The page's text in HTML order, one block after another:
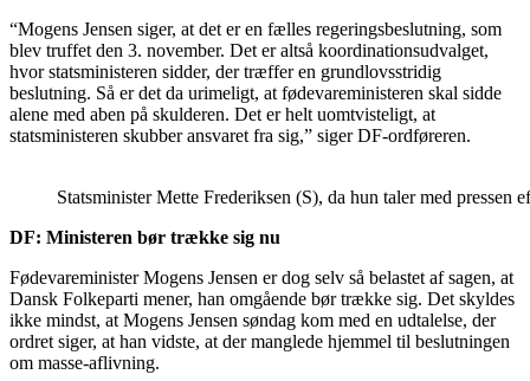
“Mogens Jensen siger, at det er en fælles regeringsbeslutning, som
blev truffet den 3. november. Det er altså koordinationsudvalget,
hvor statsministeren sidder, der træffer en grundlovsstridig
beslutning. Så er det da urimeligt, at fødevareministeren skal sidde
alene med aben på skulderen. Det er helt uomtvisteligt, at
statsministeren skubber ansvaret fra sig,” siger DF-ordføreren.
Statsminister Mette Frederiksen (S), da hun taler med
DF: Ministeren bør trække sig nu
Fødevareminister Mogens Jensen er dog selv så belastet af sagen, at
Dansk Folkeparti mener, han omgående bør trække sig. Det skyldes
ikke mindst, at Mogens Jensen søndag kom med en udtalelse, der
ordret siger, at han vidste, at der manglede hjemmel til beslutningen
om masse-aflivning.